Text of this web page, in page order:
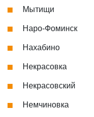
Мытищи
Наро-Фоминск
Нахабино
Некрасовка
Некрасовский
Немчиновка